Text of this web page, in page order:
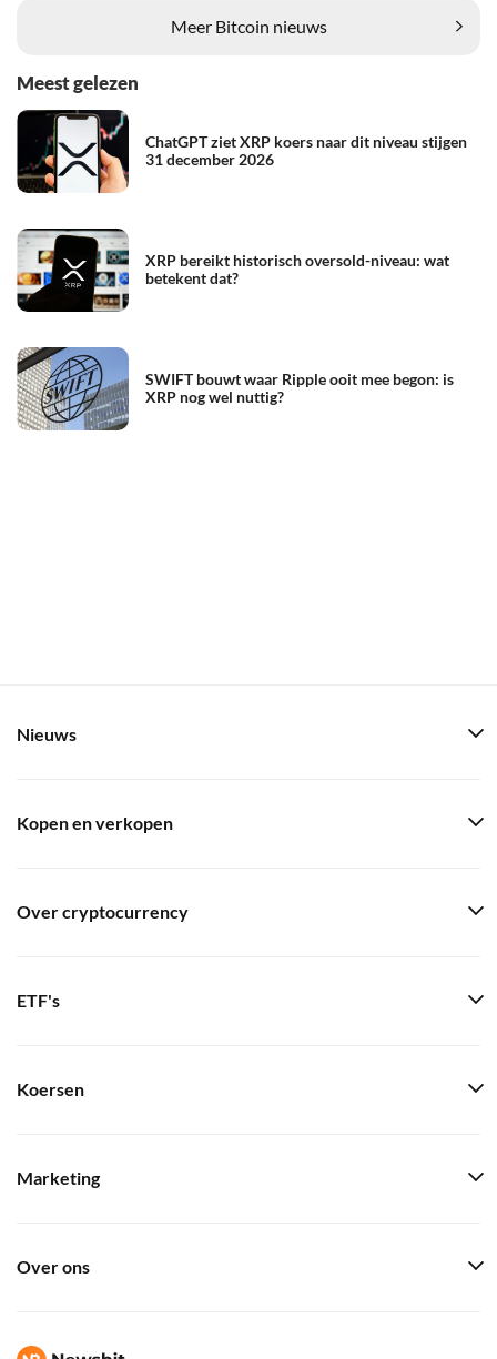
Meer Bitcoin nieuws
Meest gelezen
ChatGPT ziet XRP koers naar dit niveau stijgen
31 december 2026
XRP bereikt historisch oversold-niveau: wat
betekent dat?
SWIFT bouwt waar Ripple ooit mee begon: is
XRP nog wel nuttig?
Nieuws
Kopen en verkopen
Over cryptocurrency
ETF's
Koersen
Marketing
Over ons